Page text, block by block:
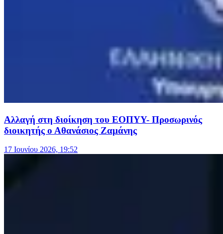
Αλλαγή στη διοίκηση του ΕΟΠΥΥ- Προσωρινός
διοικητής ο Αθανάσιος Ζαμάνης
17 Ιουνίου 2026, 19:52